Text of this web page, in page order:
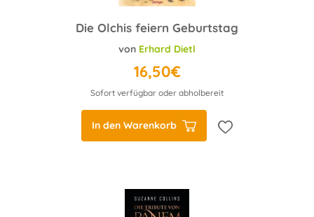
Die Olchis feiern Geburtstag
von Erhard Dietl
16,50€
Sofort verfügbar oder abholbereit
In den Warenkorb